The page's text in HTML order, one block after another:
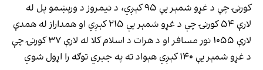
کورنۍ چې د غړو شمېر یې ۹۵ کېږي، د نیمروز د ورېښمو پل له
لارې ۵۴ کورنۍ چې د غړو شمېر یې ۲۱۵ کېږي او همداراز له همدې
لارې ۱۰۵۵ نور مسافر او د هرات د اسلام کلا له لارې ۳۷ کورنۍ چې
د غړو شمېر یې ۱۴۰ کېږي هېواد ته په جبري توګه را اړول شوي